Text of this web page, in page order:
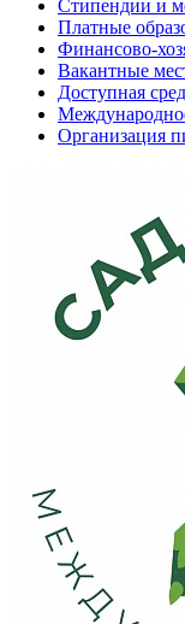
Стипендии и
Платные
Финансово-
Вакантные
Доступная
Организация